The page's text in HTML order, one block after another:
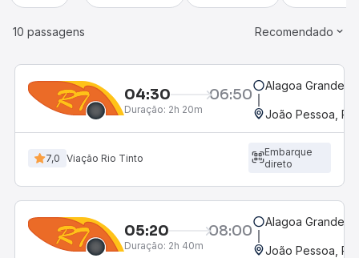
10 passagens Recomendado
04:30 06:50
Duração: 2h 20m
Alagoa Grande,
João Pessoa,
7,0 Viação Rio Tinto
Embarque
direto
05:20 08:00
Duração: 2h 40m
Alagoa Grande,
João Pessoa,